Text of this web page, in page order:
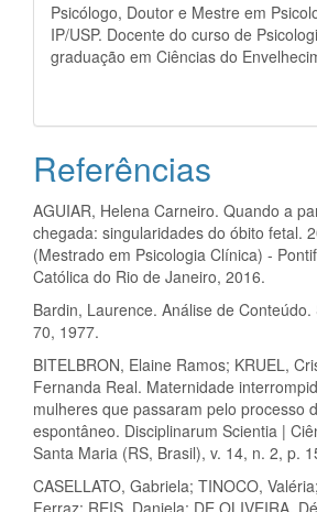
Psicólogo, Doutor e Mestre em
IP/USP. Docente do curso de
graduação em Ciências do
Referências
AGUIAR, Helena Carneiro. Quando a
chegada: singularidades do óbito fetal.
(Mestrado em Psicologia Clínica) -
Católica do Rio de Janeiro, 2016.
Bardin, Laurence. Análise de
70, 1977.
BITELBRON, Elaine Ramos; KRUEL,
Fernanda Real. Maternidade
mulheres que passaram pelo processo
espontâneo. Disciplinarum Scientia |
Santa Maria (RS, Brasil), v. 14, n. 2, p.
CASELLATO, Gabriela; TINOCO,